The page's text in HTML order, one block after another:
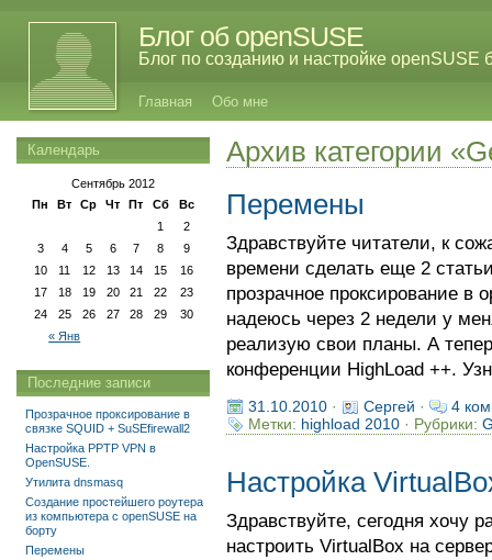
Блог об openSUSE
Блог по созданию и настройке openSUSE
Главная Обо мне
Архив категории
Перемены
Здравствуйте читатели, к
времени сделать еще 2
прозрачное проксирование
надеюсь через 2 недели у
реализую свои планы. А
конференции HighLoad ++.
31.10.2010· Сергей ·
4
Метки: highload 2010· Рубрики:
Настройка
Здравствуйте, сегодня хочу
настроить VirtualBox на
Календарь
Сентябрь 2012
Пн
Вт Ср Чт Пт Сб Вс
« Янв
1
2
3
4 5 6 7 8
9
10
11 12 13 14 15
16
17
18 19 20 21 22
23
24
25 26 27 28 29 30
Последние записи
Прозрачное проксирование в
связке SQUID + SuSEfirewall2
Настройка PPTP VPN в
OpenSUSE.
Утилита dnsmasq
Создание простейшего роутера
из компьютера с openSUSE на
борту
Перемены